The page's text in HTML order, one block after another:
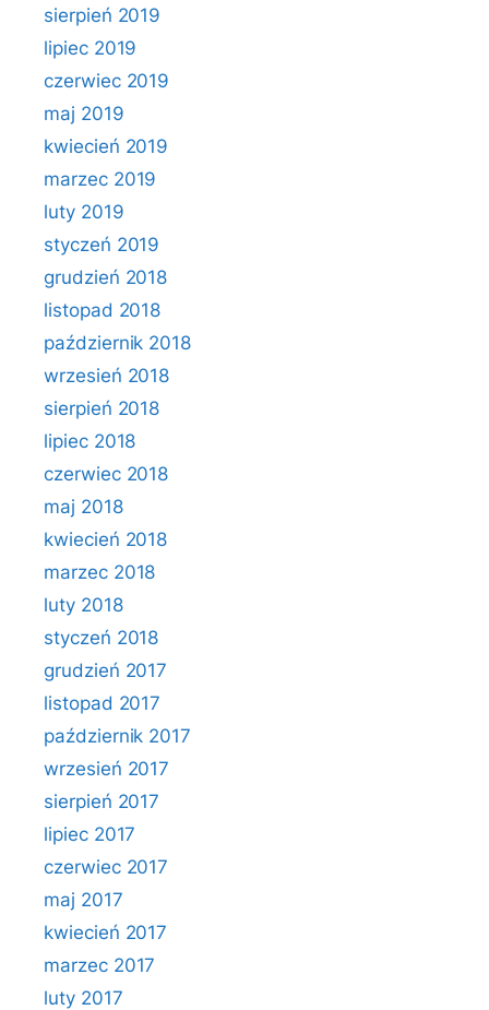
sierpień 2019
lipiec 2019
czerwiec 2019
maj 2019
kwiecień 2019
marzec 2019
luty 2019
styczeń 2019
grudzień 2018
listopad 2018
październik 2018
wrzesień 2018
sierpień 2018
lipiec 2018
czerwiec 2018
maj 2018
kwiecień 2018
marzec 2018
luty 2018
styczeń 2018
grudzień 2017
listopad 2017
październik 2017
wrzesień 2017
sierpień 2017
lipiec 2017
czerwiec 2017
maj 2017
kwiecień 2017
marzec 2017
luty 2017